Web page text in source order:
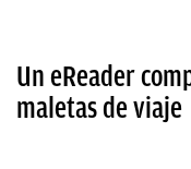
Un eReader
maletas de viaje